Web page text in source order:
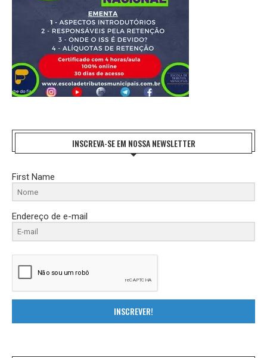
INSCREVA-SE EM NOSSA NEWSLETTER
First Name
Endereço de e-mail
INSCREVER!